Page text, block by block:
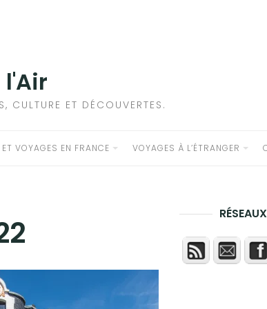
l'Air
CULTURE ET DÉCOUVERTES.
VOYAGES EN FRANCE VOYAGES À L’ÉTRANGER